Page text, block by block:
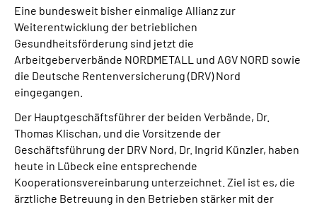
Über uns
Online-Services
Inhalte in Gebärdensprache (DGS)
Leichte Sprache
Suche
Eine bundesweit bisher einmalige Allianz zur
Weiterentwicklung der betrieblichen
Gesundheitsförderung sind jetzt die
Arbeitgeberverbände NORDMETALL und AGV NORD sowie
die Deutsche Rentenversicherung (DRV) Nord
eingegangen.
Der Hauptgeschäftsführer der beiden Verbände, Dr.
Thomas Klischan, und die Vorsitzende der
Geschäftsführung der DRV Nord, Dr. Ingrid Künzler, haben
heute in Lübeck eine entsprechende
Kooperationsvereinbarung unterzeichnet. Ziel ist es, die
ärztliche Betreuung in den Betrieben stärker mit der